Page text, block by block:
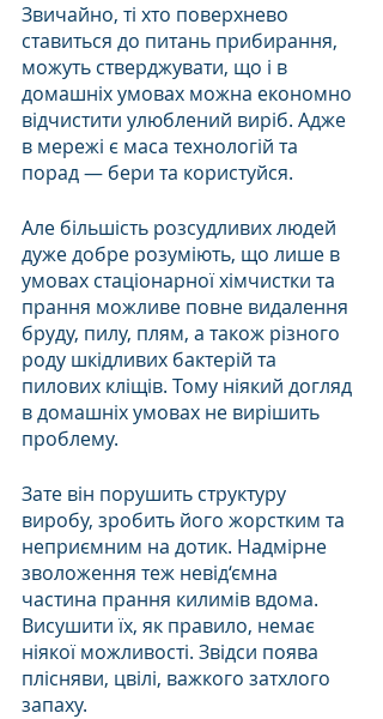
Звичайно, ті хто поверхнево
ставиться до питань прибирання,
можуть стверджувати, що і в
домашніх умовах можна економно
відчистити улюблений виріб. Адже
в мережі є маса технологій та
порад — бери та користуйся.
Але більшість розсудливих людей
дуже добре розуміють, що лише в
умовах стаціонарної хімчистки та
прання можливе повне видалення
бруду, пилу, плям, а також різного
роду шкідливих бактерій та
пилових кліщів. Тому ніякий догляд
в домашніх умовах не вирішить
проблему.
Зате він порушить структуру
виробу, зробить його жорстким та
неприємним на дотик. Надмірне
зволоження теж невід‘ємна
частина прання килимів вдома.
Висушити їх, як правило, немає
ніякої можливості. Звідси поява
плісняви, цвілі, важкого затхлого
запаху.